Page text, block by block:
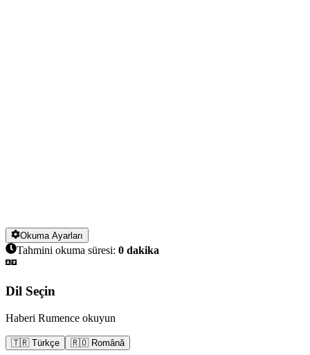
Okuma Ayarları
Tahmini okuma süresi: 0 dakika
Dil Seçin
Haberi Rumence okuyun
🇹🇷 Türkçe 🇷🇴 Română